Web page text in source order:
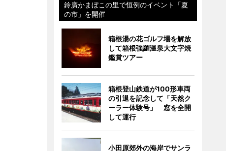
鈴廣かまぼこの里で恒例のイベント「夏
の市」を開催
箱根湯の花ゴルフ場を解放
して箱根強羅温泉大文字焼
鑑賞ツアー
箱根登山鉄道が100形車両
の引退を記念して「天然ク
ーラー体験号」 窓を全開
して運行
小田原郊外の海岸でサンラ